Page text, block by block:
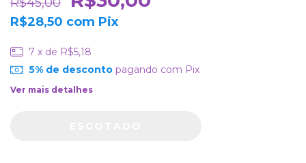
R$28,50 com Pix
7 x de R$5,18
5% de descontopagando com Pix
Ver mais detalhes